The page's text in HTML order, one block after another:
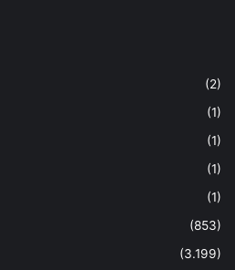
(2)
(1)
(1)
(1)
(1)
(853)
(3.199)